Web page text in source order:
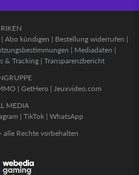
| Abo kündigen | Bestellung widerrufen |
| Mediadaten |
& Tracking | Transparenzbericht
| GetHero | Jeuxvideo.com
MEDIA
| TikTok | WhatsApp
Rechte vorbehalten